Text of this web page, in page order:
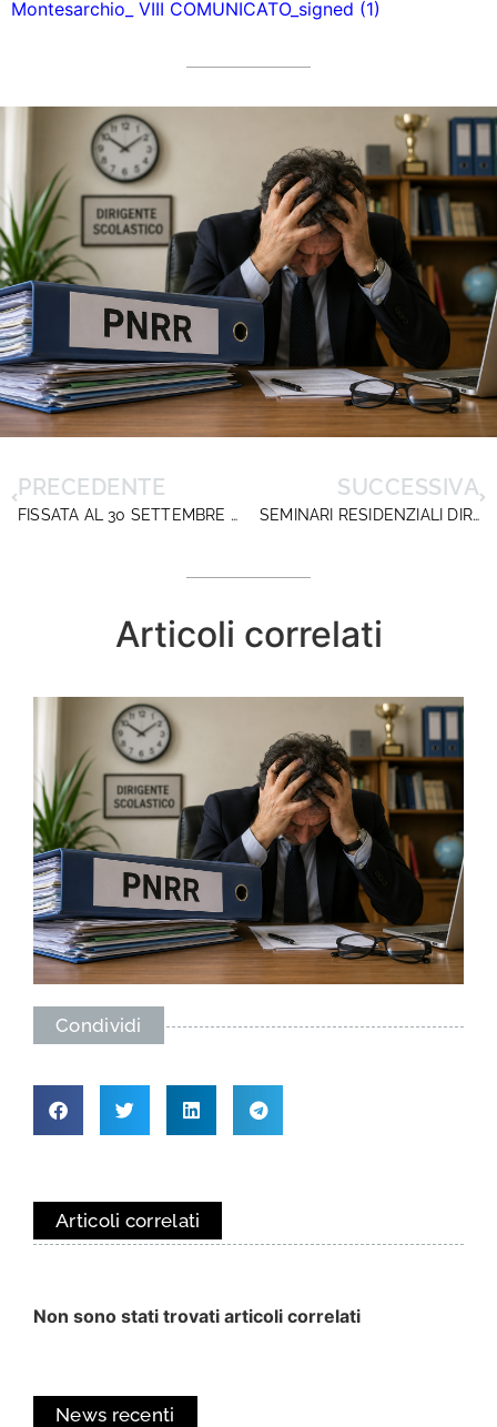
Montesarchio_ VIII COMUNICATO_signed (1)
PRECEDENTE
FISSATA AL 30 SETTEMBRE 2026 LA CONCLUSIONE DEI PROGETTI PNRR – AGENDA SUD E AGENDA NORD PER IL CONTRASTO ALLA DISPERSIONE SCOLASTICA
SUCCESSIVA
SEMINARI RESIDENZIALI DIRIGENTISCUOLA: ADESIONI NUMEROSE, ULTIMI POSTI DISPONIBILI
Articoli correlati
Condividi
Articoli correlati
Non sono stati trovati articoli correlati
News recenti